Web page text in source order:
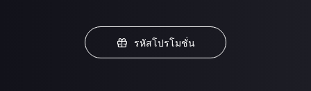
รหัสโปรโมชั่น